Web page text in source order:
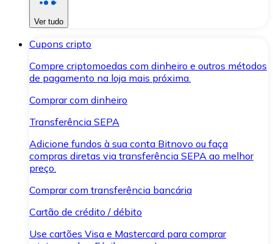
Ver tudo
Cupons cripto
Compre criptomoedas com dinheiro e outros métodos
de pagamento na loja mais próxima.
Comprar com dinheiro
Transferência SEPA
Adicione fundos à sua conta Bitnovo ou faça
compras diretas via transferência SEPA ao melhor
preço.
Comprar com transferência bancária
Cartão de crédito / débito
Use cartões Visa e Mastercard para comprar